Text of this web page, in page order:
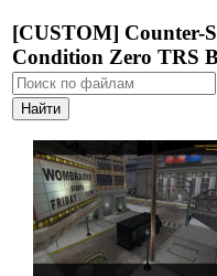
[CUSTOM] Counter-
Condition Zero TRS